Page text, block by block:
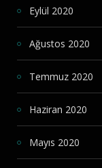
Eylül 2020
Ağustos 2020
Temmuz 2020
Haziran 2020
Mayıs 2020